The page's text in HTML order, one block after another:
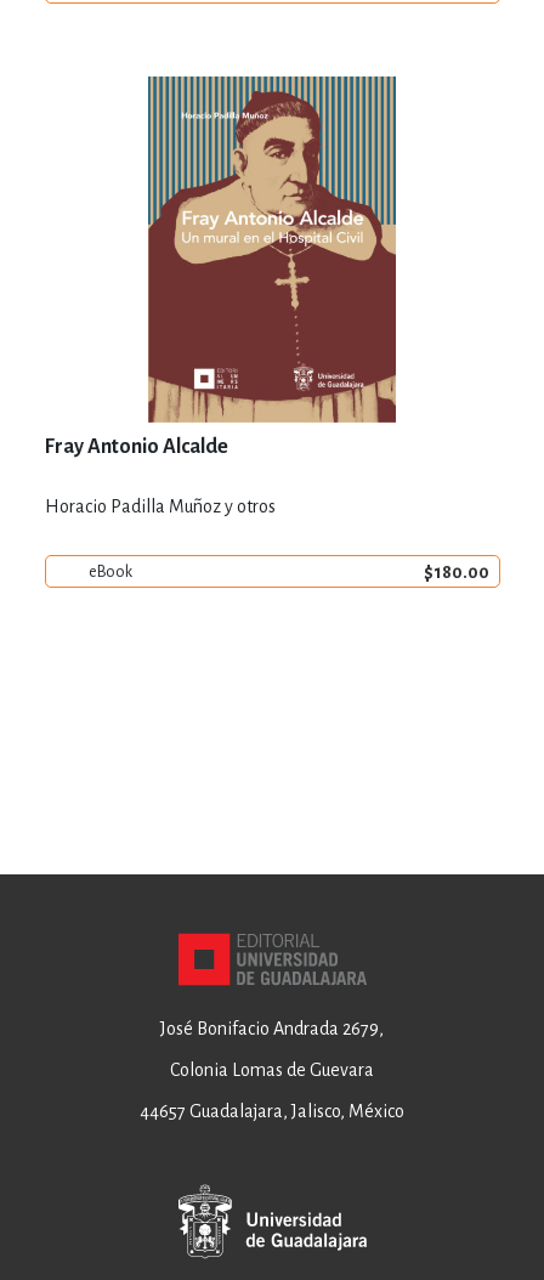
Fray Antonio Alcalde
Horacio Padilla Muñoz y otros
eBook $180.00
José Bonifacio Andrada 2679,
Colonia Lomas de Guevara
44657 Guadalajara, Jalisco, México